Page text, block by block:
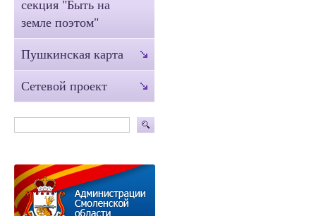
секция "Быть на
земле поэтом"
Пушкинская карта
Сетевой проект